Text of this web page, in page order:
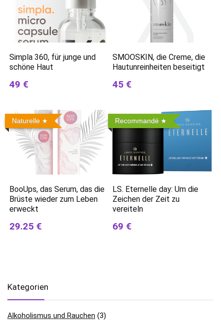
Simpla 360, für junge und
schöne Haut
49 €
SMOOSKIN, die Creme, die
Hautunreinheiten beseitigt
45 €
Naturelle
BooUps, das Serum, das die
Brüste wieder zum Leben
erweckt
29.25 €
Recommandé
LS. Eternelle day: Um die
Zeichen der Zeit zu
vereiteln
69 €
Kategorien
Alkoholismus und Rauchen (3)